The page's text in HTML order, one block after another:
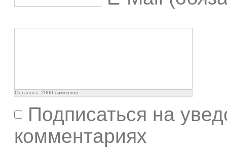
Осталось: 2000 символов
Подписаться на
комментариях